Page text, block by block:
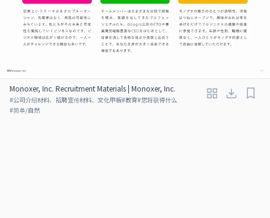
Monoxer, Inc. Recruitment Materials | Monoxer, Inc.
#公司介绍材料、招聘宣传材料、文化甲板#教育#您将获得什么
#简单/自然